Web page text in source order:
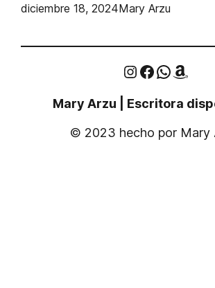
diciembre 18, 2024Mary Arzu
Instagram
Facebook
Mary Arzu | Escritora
© 2023 hecho por Mary